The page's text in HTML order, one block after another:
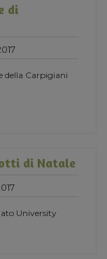
di
della Carpigiani
di Natale
University